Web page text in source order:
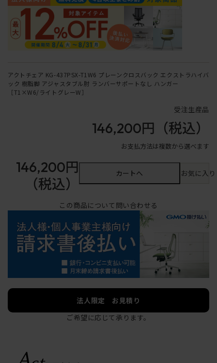
アクトチェア KG-437PSX-T1W6 プレーンクロスバック エクストラハイバ
ック 樹脂脚 アジャスタブル肘 ランバーサポートなし ハンガー
［T1×W6/ライトグレーW］
受注生産品
146,200円 （税込）
お支払方法は複数から選べます
146,200円
（税込）
カートへ お気に入
この商品について問い合わせる
法人限定 お見積り
ご希望に応じて承ります。